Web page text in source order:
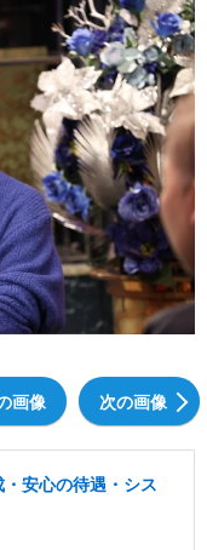
その他
画像 次の画像
安心の待遇・シス